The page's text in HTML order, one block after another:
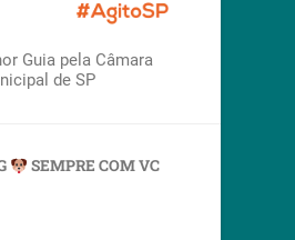
Guia pela Câmara
de SP
SEMPRE COM VC